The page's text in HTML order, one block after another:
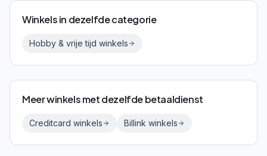
Winkels in dezelfde categorie
Hobby & vrije tijd winkels
Meer winkels met dezelfde betaaldienst
Creditcard winkels Billink winkels